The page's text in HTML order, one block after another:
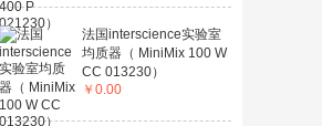
法国interscience实验室
均质器（ MiniMix 100 W
CC 013230）
￥ 0.00